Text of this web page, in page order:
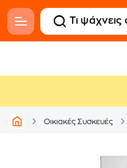
Οικιακές Συσκευές